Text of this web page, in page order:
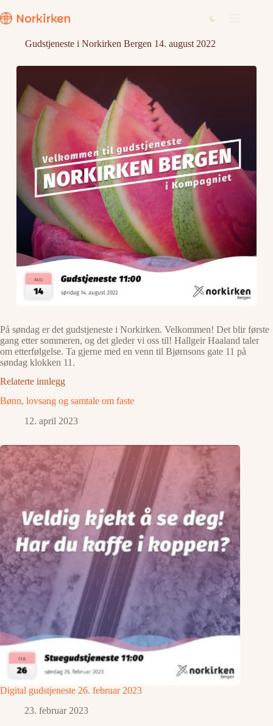
til
innholdet
Gudstjeneste i Norkirken Bergen 14. august 2022
På søndag er det gudstjeneste i Norkirken. Velkommen! Det blir første
gang etter sommeren, og det gleder vi oss til! Hallgeir Haaland taler
om etterfølgelse. Ta gjerne med en venn til Bjørnsons gate 11 på
søndag klokken 11.
Relaterte innlegg
Bønn, lovsang og samtale om faste
12. april 2023
Digital gudstjeneste 26. februar 2023
23. februar 2023